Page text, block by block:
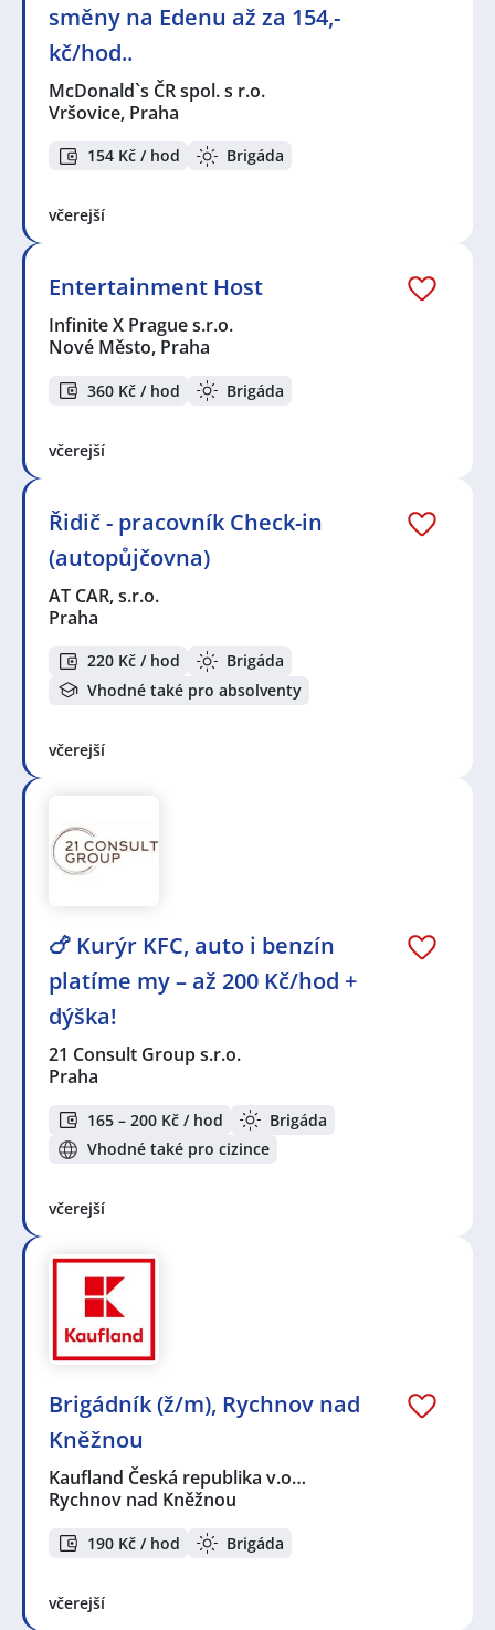
směny na Edenu až za 154,-
kč/hod..
McDonald`s ČR spol. s r.o.
Vršovice, Praha
154 Kč / hod Brigáda
včerejší
Entertainment Host
Infinite X Prague s.r.o.
Nové Město, Praha
360 Kč / hod Brigáda
včerejší
Řidič - pracovník Check-in
(autopůjčovna)
AT CAR, s.r.o.
Praha
220 Kč / hod
Brigáda
Vhodné také pro absolventy
včerejší
🍗 Kurýr KFC, auto i benzín
platíme my – až 200 Kč/hod +
dýška!
21 Consult Group s.r.o.
Praha
165 – 200 Kč / hod
Brigáda
Vhodné také pro cizince
včerejší
Brigádník (ž/m), Rychnov nad
Kněžnou
Kaufland Česká republika v.o…
Rychnov nad Kněžnou
190 Kč / hod Brigáda
včerejší